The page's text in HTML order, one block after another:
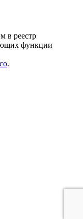
в реестр
функции
.